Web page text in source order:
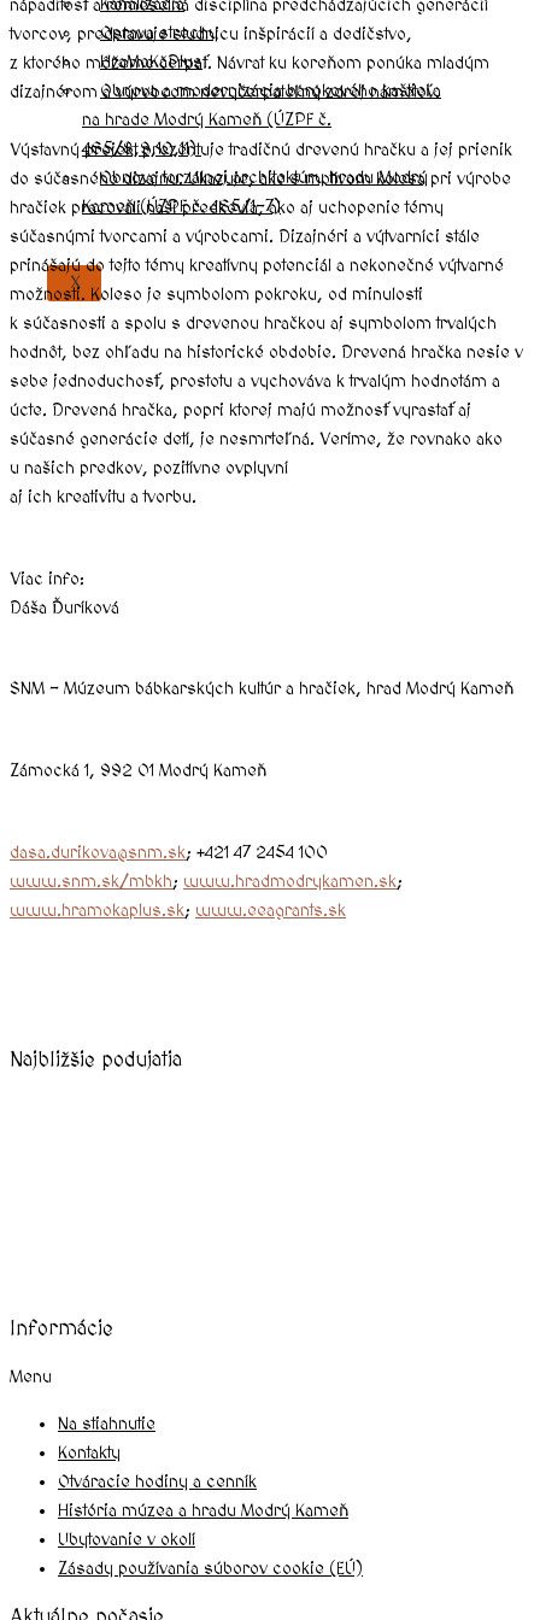
Kanalizácia
Oprava strechy
HraMoKaPlus
Obnova a modernizácia barokového kaštieľa
na hrade Modrý Kameň (ÚZPF č.
465/8,9,10,11)
Obnova torzálnej architektúry hradu Modrý
Kameň (ÚZPF č. 465/1-7)
X
nápaditosť a remeselná disciplína predchádzajúcich generácií
tvorcov, predstavuje studnicu inšpirácií a dedičstvo,
z ktorého môžeme čerpať. Návrat ku koreňom ponúka mladým
dizajnérom a výrobcom nevyčerpateľný zdroj námetov.
Výstavný projekt prezentuje tradičnú drevenú hračku a jej prienik
do súčasného dizajnu. Ukazuje, ako s motívom kolesa pri výrobe
hračiek pracovali naši predkovia, ako aj uchopenie témy
súčasnými tvorcami a výrobcami. Dizajnéri a výtvarníci stále
prinášajú do tejto témy kreatívny potenciál a nekonečné výtvarné
možnosti. Koleso je symbolom pokroku, od minulosti
k súčasnosti a spolu s drevenou hračkou aj symbolom trvalých
hodnôt, bez ohľadu na historické obdobie. Drevená hračka nesie v
sebe jednoduchosť, prostotu a vychováva k trvalým hodnotám a
úcte. Drevená hračka, popri ktorej majú možnosť vyrastať aj
súčasné generácie detí, je nesmrteľná. Veríme, že rovnako ako
u našich predkov, pozitívne ovplyvní
aj ich kreativitu a tvorbu.
Viac info:
Dáša Ďuríková
SNM – Múzeum bábkarských kultúr a hračiek, hrad Modrý Kameň
Zámocká 1, 992 01 Modrý Kameň
dasa.durikova@snm.sk; +421 47 2454 100
www.snm.sk/mbkh; www.hradmodrykamen.sk;
www.hramokaplus.sk; www.eeagrants.sk
Najbližšie podujatia
Informácie
Menu
Na stiahnutie
Kontakty
Otváracie hodiny a cenník
História múzea a hradu Modrý Kameň
Ubytovanie v okolí
Zásady používania súborov cookie (EÚ)